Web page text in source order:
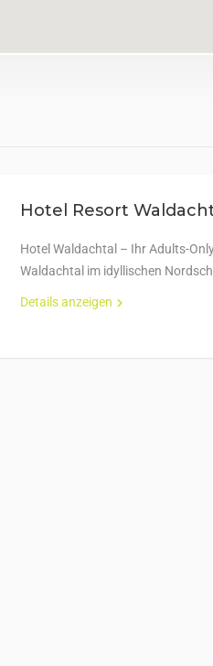
Hotel Resort
Hotel Waldachtal – Ihr Adults-
Waldachtal im idyllischen
Details anzeigen